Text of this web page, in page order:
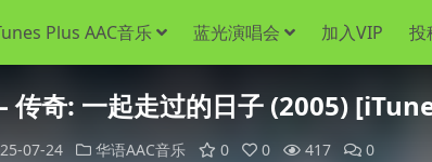
Plus AAC音乐 蓝光演唱会 加入VIP 投
传奇: 一起走过的日子 (2005)
07-24 华语AAC音乐 0 0 417 0